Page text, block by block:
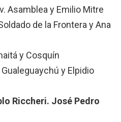
Asamblea y Emilio Mitre
de la Frontera y Ana
y Cosquín
y Elpidio
Riccheri. José Pedro